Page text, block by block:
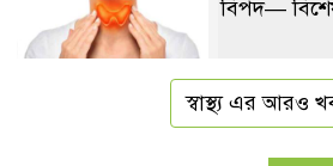
বিপদ—
স্বাস্থ্য এর আরও